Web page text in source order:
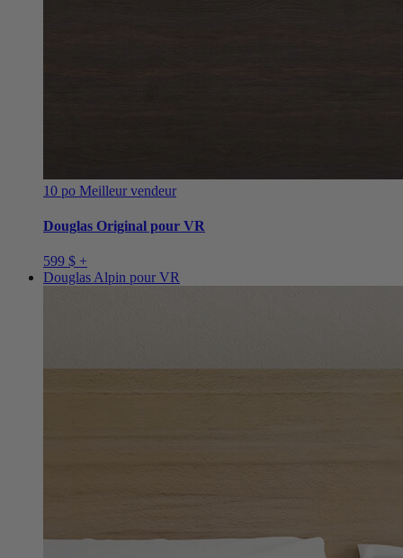
10 po Meilleur vendeur
Douglas Original pour VR
599 $ +
Douglas Alpin pour VR